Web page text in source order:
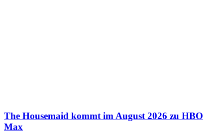
The Housemaid kommt im August 2026 zu HBO
Max